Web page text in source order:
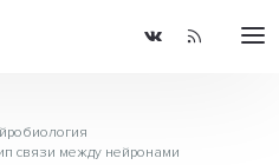
связи между нейронами